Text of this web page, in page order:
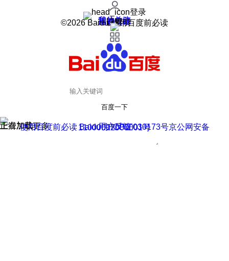
登录
我的关注
我的收藏
皮肤中心
用户反馈
设置
©2026 Baidu 使用百度前必读
百度一下
正在加载
上滑加载更多 用户反馈
使用百度前必读 Baidu 京ICP证030173号
京公网安备11000002000001号